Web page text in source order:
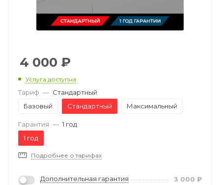
4 000 ₽
Услуга доступна
Тариф — Стандартный
Базовый
Стандартный Максимальный
Гарантия — 1 год
1 год
Подробнее о тарифах
Дополнительная гарантия 3 000 ₽